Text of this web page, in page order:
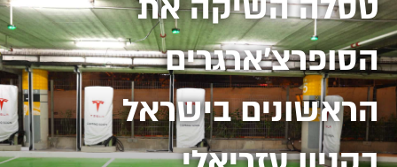
הסופרצ׳ארגרים
הראשונים בישראל